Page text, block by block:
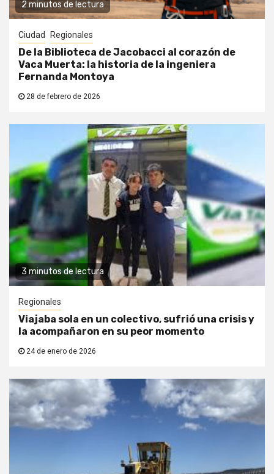
2 minutos de lectura
Ciudad Regionales
De la Biblioteca de Jacobacci al corazón de
Vaca Muerta: la historia de la ingeniera
Fernanda Montoya
28 de febrero de 2026
3 minutos de lectura
Regionales
Viajaba sola en un colectivo, sufrió una crisis y
la acompañaron en su peor momento
24 de enero de 2026